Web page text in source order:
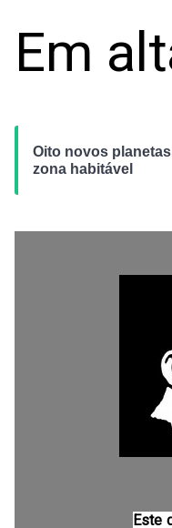
Em
Oito novos
zona habitável
Este